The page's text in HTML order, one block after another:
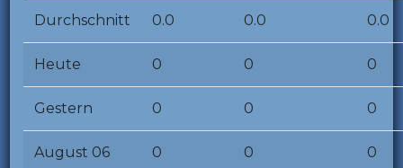
Durchschnitt 0.0 0.0 0.0
Heute 0 0 0
Gestern 0 0 0
August 06 0 0 0